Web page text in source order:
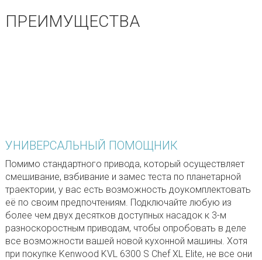
ПРЕИМУЩЕСТВА
УНИВЕРСАЛЬНЫЙ ПОМОЩНИК
Помимо стандартного привода, который осуществляет
смешивание, взбивание и замес теста по планетарной
траектории, у вас есть возможность доукомплектовать
её по своим предпочтениям. Подключайте любую из
более чем двух десятков доступных насадок к 3-м
разноскоростным приводам, чтобы опробовать в деле
все возможности вашей новой кухонной машины. Хотя
при покупке Kenwood KVL 6300 S Chef XL Elite, не все они